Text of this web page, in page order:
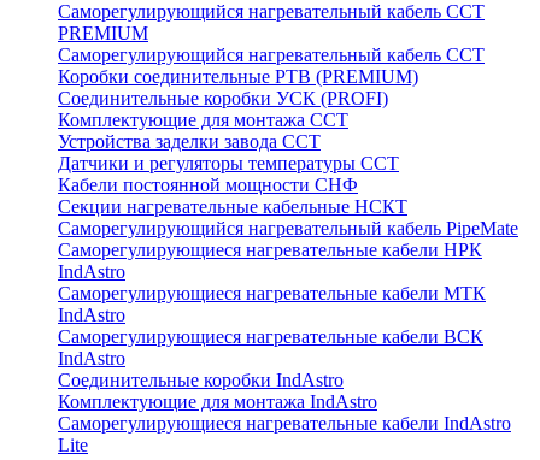
Саморегулирующийся нагревательный кабель ССТ
PREMIUM
Саморегулирующийся нагревательный кабель ССТ
Коробки соединительные РТВ (PREMIUM)
Соединительные коробки УСК (PROFI)
Комплектующие для монтажа ССТ
Устройства заделки завода ССТ
Датчики и регуляторы температуры ССТ
Кабели постоянной мощности СНФ
Секции нагревательные кабельные НСКТ
Саморегулирующийся нагревательный кабель PipeMate
Саморегулирующиеся нагревательные кабели НРК
IndAstro
Саморегулирующиеся нагревательные кабели МТК
IndAstro
Саморегулирующиеся нагревательные кабели ВСК
IndAstro
Соединительные коробки IndAstro
Комплектующие для монтажа IndAstro
Саморегулирующиеся нагревательные кабели IndAstro
Lite